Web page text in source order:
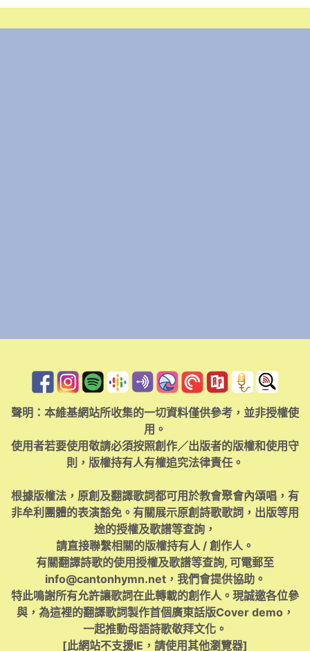
聲明：本維基網站所收集的一切資料僅供參考，並非授權使
用。
使用者若要使用敬請必須按照創作／出版者的版權和使用守
則，版權持有人有權追究法律責任。
根據版權法，原創及翻譯歌詞都可用於教會聚會內頌唱，有
非牟利團體的表演豁免。有關展示原創詩歌歌詞，出版等用
途的授權及歌譜等查詢，
請直接聯繫相關的版權持有人 / 創作人。
有關翻譯詩歌的使用授權及歌譜等查詢, 可電郵至
info@cantonhymn.net，我們會提供協助。
特此鳴謝所有允許讓歌詞在此轉載的創作人。現誠邀各位參
與，為這裡的翻譯歌詞製作首個廣東話版Cover demo，
一起推動母語詩歌敬拜文化。
[此網站不支援IE，請使用其他瀏覽器]